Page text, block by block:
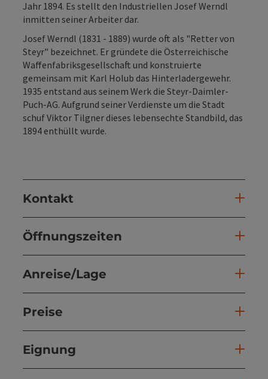
Jahr 1894. Es stellt den Industriellen Josef Werndl
inmitten seiner Arbeiter dar.
Josef Werndl (1831 - 1889) wurde oft als "Retter von
Steyr" bezeichnet. Er gründete die Österreichische
Waffenfabriksgesellschaft und konstruierte
gemeinsam mit Karl Holub das Hinterladergewehr.
1935 entstand aus seinem Werk die Steyr-Daimler-
Puch-AG. Aufgrund seiner Verdienste um die Stadt
schuf Viktor Tilgner dieses lebensechte Standbild, das
1894 enthüllt wurde.
Kontakt
Öffnungszeiten
Anreise/Lage
Preise
Eignung